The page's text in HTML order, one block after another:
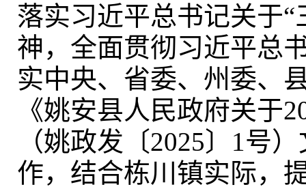
落实习近平总书记关于
神， 全面贯彻习近平总
实中央、省委、州委、
《姚安县人民政府关于
（姚政发〔2025〕1号
作， 结合栋川镇实际，